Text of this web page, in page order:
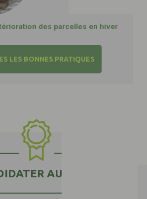
des parcelles en hiver
LES BONNES PRATIQUES
AU LABEL